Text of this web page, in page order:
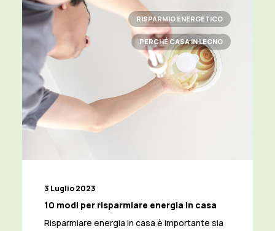
RISPARMIO ENERGETICO
PERCHÉ CASA IN LEGNO
3 Luglio 2023
10 modi per risparmiare energia in casa
Risparmiare energia in casa è importante sia